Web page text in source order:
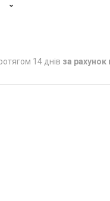
14 днів за рахунок